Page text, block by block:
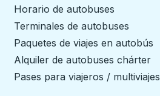
Horario de autobuses
Terminales de autobuses
Paquetes de viajes en autobús
Alquiler de autobuses chárter
Pases para viajeros / multiviajes